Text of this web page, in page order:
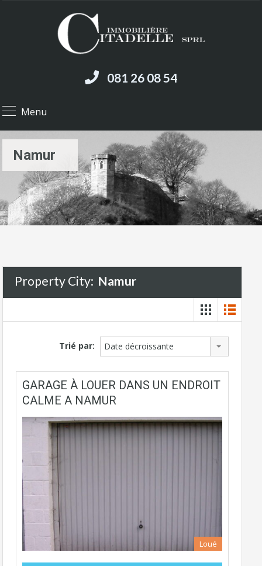
081 26 08 54
Menu
Namur
Property City: Namur
Trié par: Date décroissante
GARAGE À LOUER DANS UN ENDROIT
CALME A NAMUR
Loué